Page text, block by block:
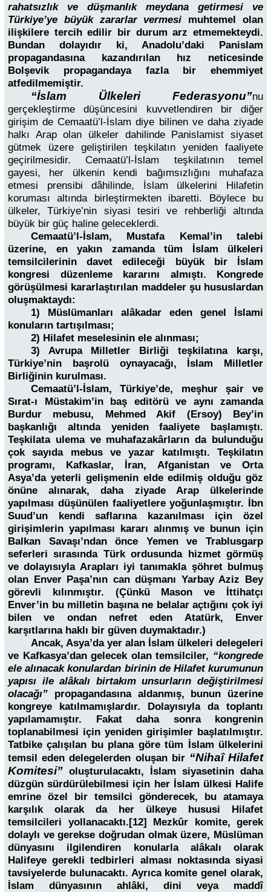
rahatsızlık ve düşmanlık meydana getirmesi ve
Türkiye’ye büyük zararlar vermesi muhtemel olan
ilişkilere tercih edilir bir durum arz etmemekteydi.
Bundan dolayıdır ki, Anadolu’daki Panislam
propagandasına kazandırılan hız neticesinde
Bolşevik propagandaya fazla bir ehemmiyet
atfedilmemiştir.
“İslam Ülkeleri Federasyonu”nu
gerçekleştirme düşüncesini kuvvetlendiren bir diğer
girişim de Cemaatü’l-İslam diye bilinen ve daha ziyade
halkı Arap olan ülkeler dahilinde Panislamist siyaset
gütmek üzere geliştirilen teşkilatın yeniden faaliyete
geçirilmesidir. Cemaatü’l-İslam teşkilatının temel
gayesi, her ülkenin kendi bağımsızlığını muhafaza
etmesi prensibi dâhilinde, İslam ülkelerini Hilafetin
koruması altında birleştirmekten ibaretti. Böylece bu
ülkeler, Türkiye’nin siyasi tesiri ve rehberliği altında
büyük bir güç haline geleceklerdi.
Cemaatü’l-İslam, Mustafa Kemal’in talebi
üzerine, en yakın zamanda tüm İslam ülkeleri
temsilcilerinin davet edileceği büyük bir İslam
kongresi düzenleme kararını almıştı. Kongrede
görüşülmesi kararlaştırılan maddeler şu hususlardan
oluşmaktaydı:
1) Müslümanları alâkadar eden genel İslami
konuların tartışılması;
2) Hilafet meselesinin ele alınması;
3) Avrupa Milletler Birliği teşkilatına karşı,
Türkiye’nin başrolü oynayacağı, İslam Milletler
Birliğinin kurulması.
Cemaatü’l-İslam, Türkiye’de, meşhur şair ve
Sırat-ı Müstakim’in baş editörü ve aynı zamanda
Burdur mebusu, Mehmed Akif (Ersoy) Bey’in
başkanlığı altında yeniden faaliyete başlamıştı.
Teşkilata ulema ve muhafazakârların da bulunduğu
çok sayıda mebus ve yazar katılmıştı. Teşkilatın
programı, Kafkaslar, İran, Afganistan ve Orta
Asya’da yeterli gelişmenin elde edilmiş olduğu göz
önüne alınarak, daha ziyade Arap ülkelerinde
yapılması düşünülen faaliyetlere yoğunlaşmıştır. İbn
Suud’un kendi saflarına kazanılması için özel
girişimlerin yapılması kararı alınmış ve bunun için
Balkan Savaşı’ndan önce Yemen ve Trablusgarp
seferleri sırasında Türk ordusunda hizmet görmüş
ve dolayısıyla Arapları iyi tanımakla şöhret bulmuş
olan Enver Paşa’nın can düşmanı Yarbay Aziz Bey
görevli kılınmıştır. (Çünkü Mason ve İttihatçı
Enver’in bu milletin başına ne belalar açtığını çok iyi
bilen ve ondan nefret eden Atatürk, Enver
karşıtlarına haklı bir güven duymaktadır.)
Ancak, Asya’da yer alan İslam ülkeleri delegeleri
ve Kafkasya’dan gelecek olan temsilciler, “kongrede
ele alınacak konulardan birinin de Hilafet kurumunun
yapısı ile alâkalı birtakım unsurların değiştirilmesi
olacağı” propagandasına aldanmış, bunun üzerine
kongreye katılmamışlardır. Dolayısıyla da toplantı
yapılamamıştır. Fakat daha sonra kongrenin
toplanabilmesi için yeniden girişimler başlatılmıştır.
Tatbike çalışılan bu plana göre tüm İslam ülkelerini
temsil eden delegelerden oluşan bir “Nihaî Hilafet
Komitesi” oluşturulacaktı, İslam siyasetinin daha
düzgün sürdürülebilmesi için her İslam ülkesi Halife
emrine özel bir temsilci gönderecek, bu atamaya
karşılık olarak da her ülkeye hususi Hilafet
temsilcileri yollanacaktı.[12] Mezkûr komite, gerek
dolaylı ve gerekse doğrudan olmak üzere, Müslüman
dünyasını ilgilendiren konularla alâkalı olarak
Halifeye gerekli tedbirleri alması noktasında siyasi
tavsiyelerde bulunacaktı. Ayrıca komite genel olarak,
İslam dünyasının ahlâki, dini veya maddî